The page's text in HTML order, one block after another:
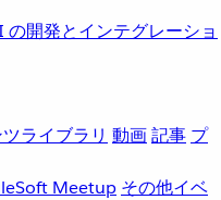
開発とインテグレーショ
ライブラリ 動画記事 プ
Meetup その他イベ